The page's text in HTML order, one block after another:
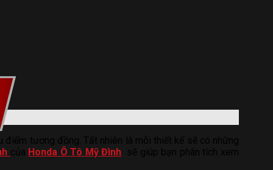
Honda Ô Tô Mỹ Đình